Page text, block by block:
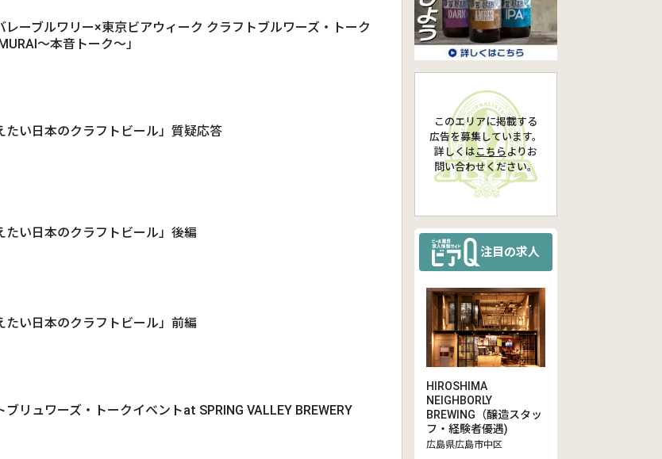
レーブルワリー×東京ビアウィーク クラフトブルワーズ・トーク
～本音トーク～」
たい日本のクラフトビール」質疑応答
たい日本のクラフトビール」後編
たい日本のクラフトビール」前編
ブリュワーズ・トークイベントat SPRING VALLEY BREWERY
このエリアに掲載する
広告を募集しています。
詳しくは こちらより お
問い合わせください。
注目の求人
HIROSHIMA
NEIGHBORLY
BREWING（醸造スタッ
フ・経験者優遇)
広島県広島市中区